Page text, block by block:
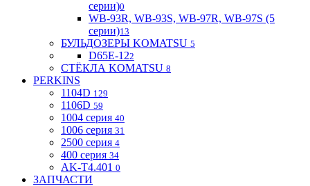
серии)0
WB-93R, WB-93S, WB-97R, WB-97S (5
серии)13
БУЛЬДОЗЕРЫ KOMATSU 5
D65E-122
СТЁКЛА KOMATSU 8
PERKINS
1104D 129
1106D 59
1004 серия 40
1006 серия 31
2500 серия 4
400 серия 34
AK-T4.401 0
ЗАПЧАСТИ